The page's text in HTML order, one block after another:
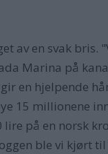
av en svak bris.
Marina på
en hjelpende
15 millionene
lire på en norsk
ble vi kjørt